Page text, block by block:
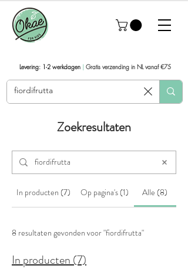
Levering: 1-2 werkdagen | Gratis verzending in NL vanaf €75
Zoekresultaten
In producten (7) Op pagina's (1) Alle (8)
8 resultaten gevonden voor "fiordifrutta"
In producten (7)